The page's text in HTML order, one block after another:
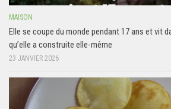
MAISON
Elle se coupe du monde pendant 17 ans et vit
qu’elle a construite elle-même
23 JANVIER 2026